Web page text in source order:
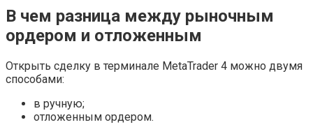
В чем разница между рыночным
ордером и отложенным
Открыть сделку в терминале MetaTrader 4 можно двумя
способами:
в ручную;
отложенным ордером.